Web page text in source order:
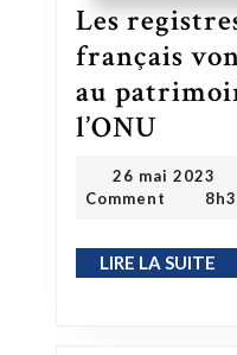
Les
français
au
l’ONU
26 mai 2023 26
Comment
LIRE LA SUITE